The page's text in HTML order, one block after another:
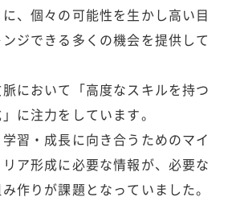
、個々の可能性を生かし高い目
ジできる多くの機会を提供して
において「高度なスキルを持つ
に注力をしています。
習・成長に向き合うためのマイ
ア形成に必要な情報が、必要な
作りが課題となっていました。